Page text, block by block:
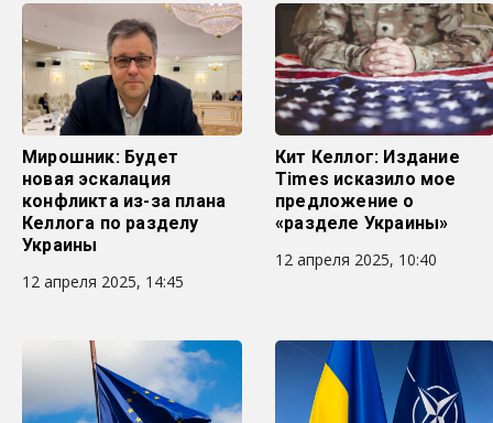
Мирошник: Будет
новая эскалация
конфликта из-за плана
Келлога по разделу
Украины
12 апреля 2025, 14:45
Кит Келлог: Издание
Times исказило мое
предложение о
«разделе Украины»
12 апреля 2025, 10:40